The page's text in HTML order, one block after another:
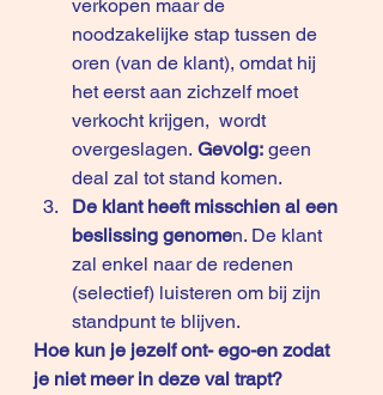
verkopen maar de
noodzakelijke stap tussen de
oren (van de klant), omdat hij
het eerst aan zichzelf moet
verkocht krijgen,  wordt
overgeslagen. Gevolg: geen
deal zal tot stand komen.
De klant heeft misschien al een
beslissing genomen. De klant
zal enkel naar de redenen
(selectief) luisteren om bij zijn
standpunt te blijven.
Hoe kun je jezelf ont- ego-en zodat
je niet meer in deze val trapt?